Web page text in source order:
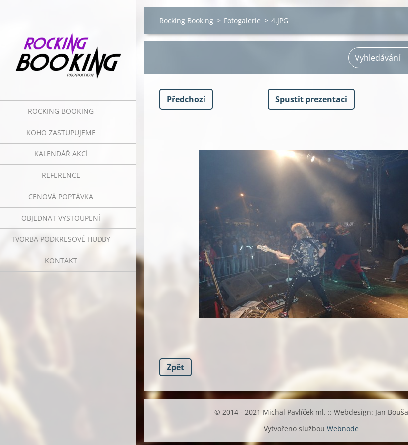
ROCKING BOOKING
KOHO ZASTUPUJEME
KALENDÁŘ AKCÍ
REFERENCE
CENOVÁ POPTÁVKA
OBJEDNAT VYSTOUPENÍ
TVORBA PODKRESOVÉ HUDBY
KONTAKT
Rocking Booking > Fotogalerie > 4.JPG
Předchozí Spustit prezentaci
Zpět
© 2014 - 2021 Michal Pavlíček ml. :: Webdesign: Jan Bouša
Vytvořeno službou Webnode